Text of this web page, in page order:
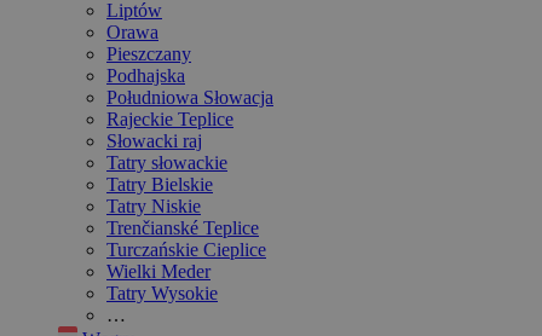
Liptów
Orawa
Pieszczany
Podhajska
Południowa Słowacja
Rajeckie Teplice
Słowacki raj
Tatry słowackie
Tatry Bielskie
Tatry Niskie
Trenčianské Teplice
Turczańskie Cieplice
Wielki Meder
Tatry Wysokie
…